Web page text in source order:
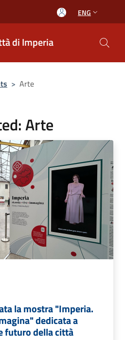
ENG
di Imperia
> Arte
Arte
la mostra "Imperia.
dedicata a
futuro della città